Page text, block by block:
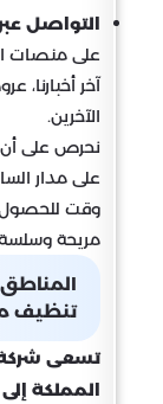
التواصل
على منصات
آخر أخبارنا،
الآخرين.
نحرص على أن
على مدار
وقت للحصول
مريحة وسلسة
تنظيف
تسعى
المملكة